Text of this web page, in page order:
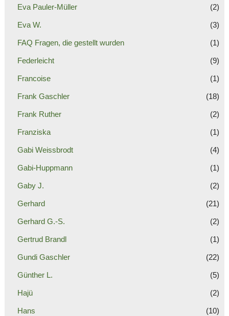
Eva Pauler-Müller (2)
Eva W. (3)
FAQ Fragen, die gestellt wurden (1)
Federleicht (9)
Francoise (1)
Frank Gaschler (18)
Frank Ruther (2)
Franziska (1)
Gabi Weissbrodt (4)
Gabi-Huppmann (1)
Gaby J. (2)
Gerhard (21)
Gerhard G.-S. (2)
Gertrud Brandl (1)
Gundi Gaschler (22)
Günther L. (5)
Hajü (2)
Hans (10)